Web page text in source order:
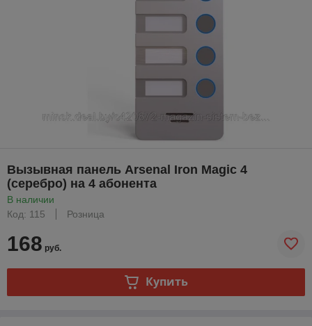
Вызывная панель Arsenal Iron Magic 4
(серебро) на 4 абонента
В наличии
Код: 115
Розница
168 руб.
Купить